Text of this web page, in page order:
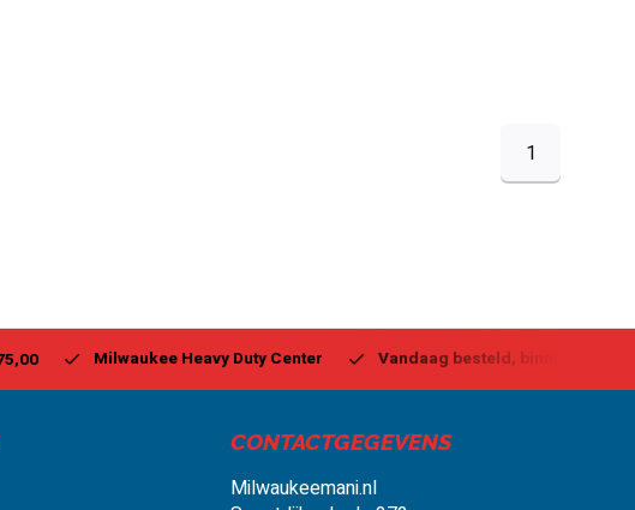
1
Milwaukee Heavy Duty Center Vandaag besteld, binnen 1-2 dagen
CONTACTGEGEVENS
Milwaukeemani.nl